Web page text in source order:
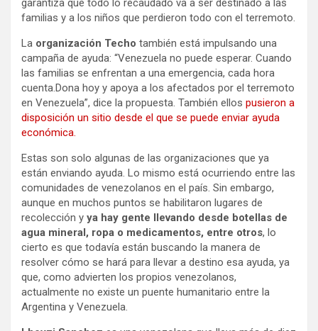
familias y a los niños que perdieron todo con el terremoto.
La organización Techo también está impulsando una
campaña de ayuda: “Venezuela no puede esperar. Cuando
las familias se enfrentan a una emergencia, cada hora
cuenta.Dona hoy y apoya a los afectados por el terremoto
en Venezuela”, dice la propuesta. También ellos pusieron a
disposición un sitio desde el que se puede enviar ayuda
económica.
Estas son solo algunas de las organizaciones que ya
están enviando ayuda. Lo mismo está ocurriendo entre las
comunidades de venezolanos en el país. Sin embargo,
aunque en muchos puntos se habilitaron lugares de
recolección y ya hay gente llevando desde botellas de
agua mineral, ropa o medicamentos, entre otros, lo
cierto es que todavía están buscando la manera de
resolver cómo se hará para llevar a destino esa ayuda, ya
que, como advierten los propios venezolanos,
actualmente no existe un puente humanitario entre la
Argentina y Venezuela.